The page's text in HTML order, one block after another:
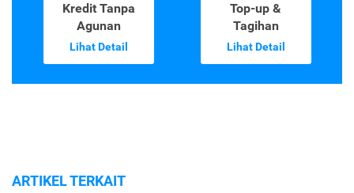
Kredit Tanpa
Agunan
Lihat Detail
Top-up &
Tagihan
Lihat Detail
ARTIKEL TERKAIT